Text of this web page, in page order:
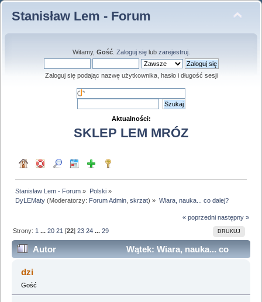
Stanisław Lem - Forum
Witamy, Gość. Zaloguj sięlub zarejestruj.
Zaloguj się podając nazwę użytkownika, hasło i długość sesji
Aktualności:
SKLEP LEM MRÓZ
Stanisław Lem - Forum » Polski»
DyLEMaty (Moderatorzy: Forum Admin ,skrzat) » Wiara, nauka... co dalej?
« poprzedni następny »
DRUKUJ
Strony: 1 ...20 21 [22]23 24 ...29
Autor
Wątek: Wiara, nauka... co
dalej? (Przeczytany 477844 razy)
dzi
Gość